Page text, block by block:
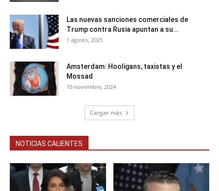
Las nuevas sanciones comerciales de
Trump contra Rusia apuntan a su...
1 agosto, 2025
Amsterdam: Hooligans, taxistas y el
Mossad
10 noviembre, 2024
Cargar más
NOTICIAS CALIENTES